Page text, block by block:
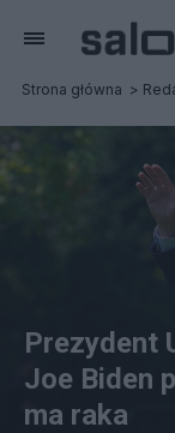
Strona główna
Prezydent
Joe Biden
ma raka